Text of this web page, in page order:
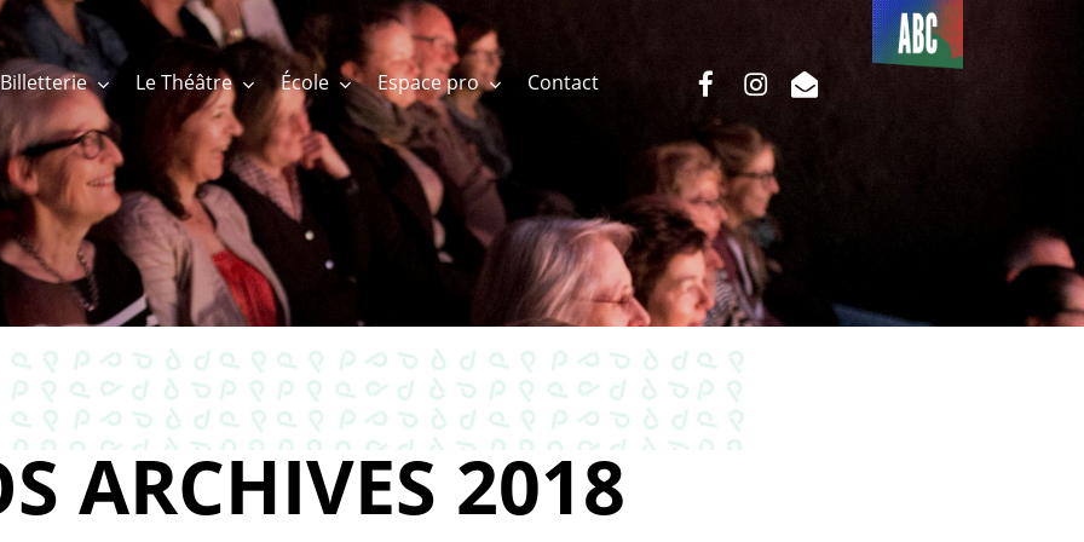
Billetterie Le Théâtre École Espace pro Contact
Du côté
de l’ABC
facebookinstagram
email
ARCHIVES 2018